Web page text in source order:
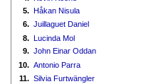
5. Håkan Nisula
6. Juillaguet Daniel
8. Lucinda Mol
9. John Einar Oddan
10. Antonio Parra
11. Silvia Furtwängler